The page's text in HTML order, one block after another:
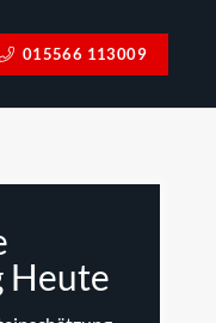
015566 113009
Heute